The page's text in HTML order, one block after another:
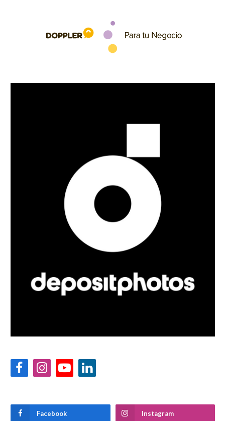
FacebookInstagramYouTubeLinkedIn
Facebook Instagram